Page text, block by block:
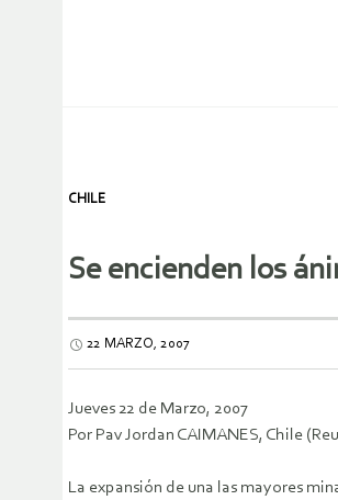
CHILE
Se encienden los
22 MARZO, 2007
Jueves 22 de Marzo, 2007
Por Pav Jordan CAIMANES, Chile
La expansión de una las mayores